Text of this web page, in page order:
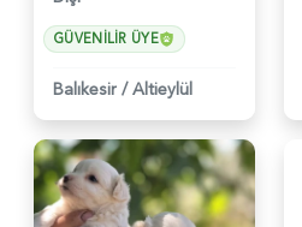
GÜVENILIR ÜYE
Balıkesir / Altieylül